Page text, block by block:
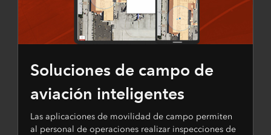
Soluciones de campo de
aviación inteligentes
Las aplicaciones de movilidad de campo permiten
al personal de operaciones realizar inspecciones de